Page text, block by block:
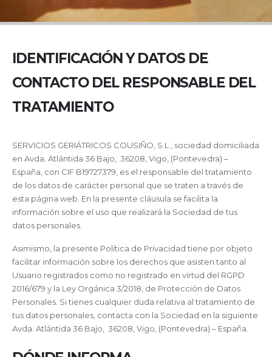
IDENTIFICACIÓN Y DATOS DE
CONTACTO DEL RESPONSABLE DEL
TRATAMIENTO
SERVICIOS GERIÁTRICOS COUSIÑO, S.L., sociedad domiciliada
en Avda. Atlántida 36 Bajo, 36208, Vigo, (Pontevedra) –
España, con CIF B19727379, es el responsable del tratamiento
de los datos de carácter personal que se traten a través de
esta página web. En la presente cláusula se facilita la
información sobre el uso que realizará la Sociedad de tus
datos personales.
Asimismo, la presente Política de Privacidad tiene por objeto
facilitar información sobre los derechos que asisten tanto al
Usuario registrados como no registrado en virtud del RGPD
2016/679 y la Ley Orgánica 3/2018, de Protección de Datos
Personales. Si tienes cualquier duda relativa al tratamiento de
tus datos personales, contacta con la Sociedad en la siguiente
Avda. Atlántida 36 Bajo, 36208, Vigo, (Pontevedra) – España.